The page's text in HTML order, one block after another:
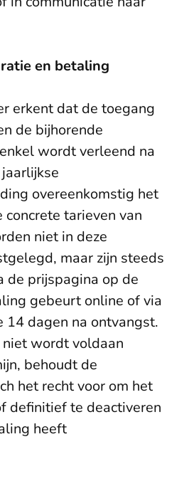
en betaling
erkent dat de toegang
de bijhorende
wordt verleend na
overeenkomstig het
concrete tarieven van
niet in deze
maar zijn steeds
de prijspagina op de
gebeurt online of via
14 dagen na ontvangst.
wordt voldaan
behoudt de
het recht voor om het
definitief te deactiveren
heeft